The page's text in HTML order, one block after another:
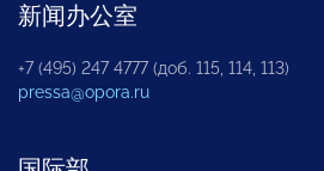
新闻办公室
+7 (495) 247 4777 (доб. 115, 114, 113)
pressa@opora.ru